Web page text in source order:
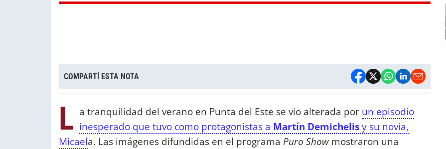
COMPARTÍ ESTA NOTA
L a tranquilidad del verano en Punta del Este se vio alterada por un episodio
inesperado que tuvo como protagonistas a Martín Demichelisy su novia,
Micaela. Las imágenes difundidas en el programa Puro Show mostraron una